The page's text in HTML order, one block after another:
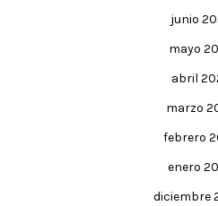
junio
mayo
abril
marzo
febrero
enero
diciembre